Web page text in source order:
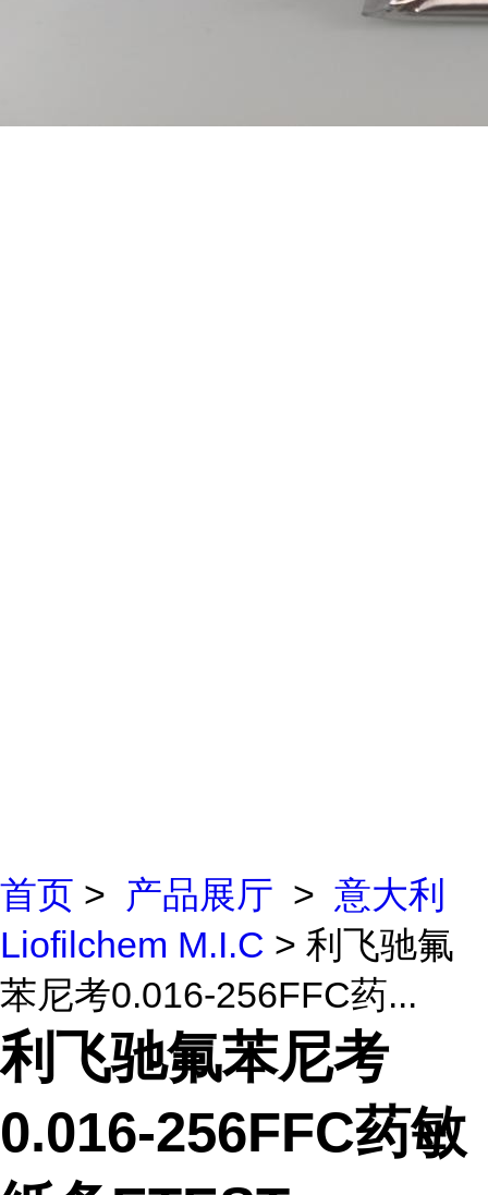
首页 > 产品展厅 > 意大利
Liofilchem M.I.C > 利飞驰氟
苯尼考0.016-256FFC药...
利飞驰氟苯尼考
0.016-256FFC药敏